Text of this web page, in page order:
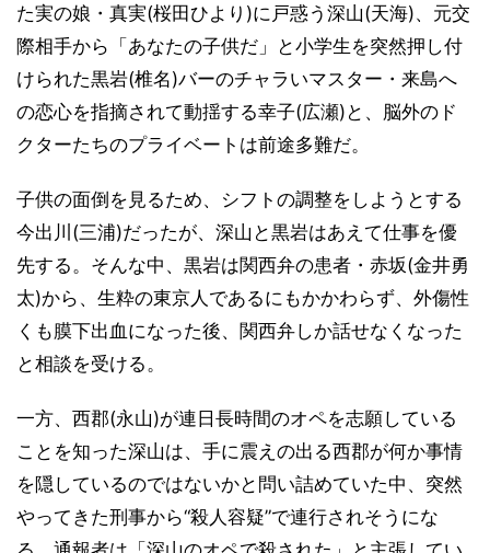
た実の娘・真実(桜田ひより)に戸惑う深山(天海)、元交
際相手から「あなたの子供だ」と小学生を突然押し付
けられた黒岩(椎名)バーのチャラいマスター・来島へ
の恋心を指摘されて動揺する幸子(広瀬)と、脳外のド
クターたちのプライベートは前途多難だ。
子供の面倒を見るため、シフトの調整をしようとする
今出川(三浦)だったが、深山と黒岩はあえて仕事を優
先する。そんな中、黒岩は関西弁の患者・赤坂(金井勇
太)から、生粋の東京人であるにもかかわらず、外傷性
くも膜下出血になった後、関西弁しか話せなくなった
と相談を受ける。
一方、西郡(永山)が連日長時間のオペを志願している
ことを知った深山は、手に震えの出る西郡が何か事情
を隠しているのではないかと問い詰めていた中、突然
やってきた刑事から“殺人容疑”で連行されそうにな